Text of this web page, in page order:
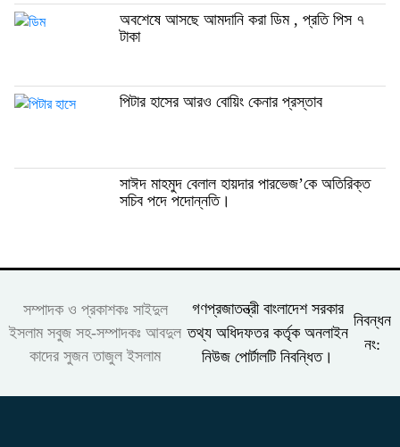
অবশেষে আসছে আমদানি করা ডিম , প্রতি পিস ৭
টাকা
পিটার হাসের আরও বোয়িং কেনার প্রস্তাব
সাঈদ মাহমুদ বেলাল হায়দার পারভেজ’‌কে অতিরিক্ত
সচিব পদে পদোন্নতি।
সম্পাদক ও প্রকাশকঃ সাইদুল
ইসলাম সবুজ সহ-সম্পাদকঃ আবদুল
কাদের সুজন তাজুল ইসলাম
গণপ্রজাতন্ত্রী বাংলাদেশ সরকার
তথ্য অধিদফতর কর্তৃক অনলাইন
নিউজ পোর্টালটি নিবন্ধিত।
নিবন্ধন
নং: